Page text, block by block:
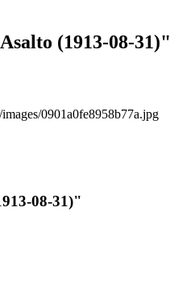
(1913-08-31)"
0901a0fe8958b77a.jpg
08-31)"